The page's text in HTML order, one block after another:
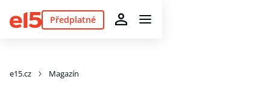
Předplatné
e15.cz Magazín